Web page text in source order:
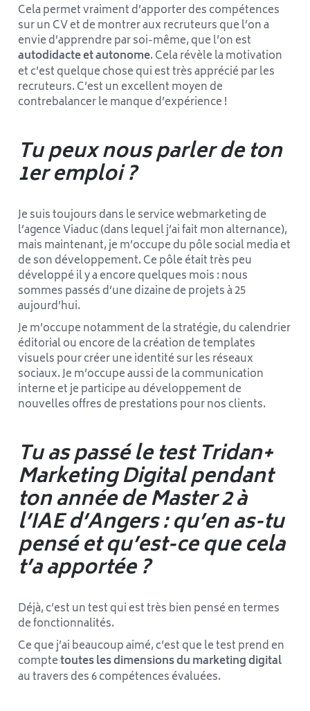
Cela permet vraiment d’apporter des compétences
sur un CV et de montrer aux recruteurs que l’on a
envie d’apprendre par soi-même, que l’on est
autodidacte et autonome. Cela révèle la motivation
et c’est quelque chose qui est très apprécié par les
recruteurs. C’est un excellent moyen de
contrebalancer le manque d’expérience !
Tu peux nous parler de ton
1er emploi ?
Je suis toujours dans le service webmarketing de
l’agence Viaduc (dans lequel j’ai fait mon alternance),
mais maintenant, je m’occupe du pôle social media et
de son développement. Ce pôle était très peu
développé il y a encore quelques mois : nous
sommes passés d’une dizaine de projets à 25
aujourd’hui.
Je m’occupe notamment de la stratégie, du calendrier
éditorial ou encore de la création de templates
visuels pour créer une identité sur les réseaux
sociaux. Je m’occupe aussi de la communication
interne et je participe au développement de
nouvelles offres de prestations pour nos clients.
Tu as passé le test Tridan+
Marketing Digital pendant
ton année de Master 2 à
l’IAE d’Angers : qu’en as-tu
pensé et qu’est-ce que cela
t’a apportée ?
Déjà, c’est un test qui est très bien pensé en termes
de fonctionnalités.
Ce que j’ai beaucoup aimé, c’est que le test prend en
comptetoutes les dimensions du marketing digital
au travers des 6 compétences évaluées.